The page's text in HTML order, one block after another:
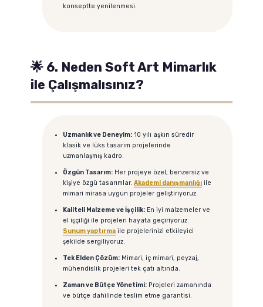
konseptte yenilenmesi.
🌟 6. Neden Soft Art Mimarlık
ile Çalışmalısınız?
Uzmanlık ve Deneyim: 10 yılı aşkın süredir
klasik ve lüks tasarım projelerinde
uzmanlaşmış kadro.
Özgün Tasarım: Her projeye özel, benzersiz ve
kişiye özgü tasarımlar.Akademi danışmanlığı ile
mimari mirasa uygun projeler geliştiriyoruz.
Kaliteli Malzeme ve İşçilik: En iyi malzemeler ve
el işçiliği ile projeleri hayata geçiriyoruz.
Sunum yaptırma ile projelerinizi etkileyici
şekilde sergiliyoruz.
Tek Elden Çözüm: Mimari, iç mimari, peyzaj,
mühendislik projeleri tek çatı altında.
Zaman ve Bütçe Yönetimi: Projeleri zamanında
ve bütçe dahilinde teslim etme garantisi.